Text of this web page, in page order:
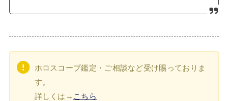
ホロスコープ鑑定・ご相談など受け賜っておりま
す。
詳しくは→ こちら